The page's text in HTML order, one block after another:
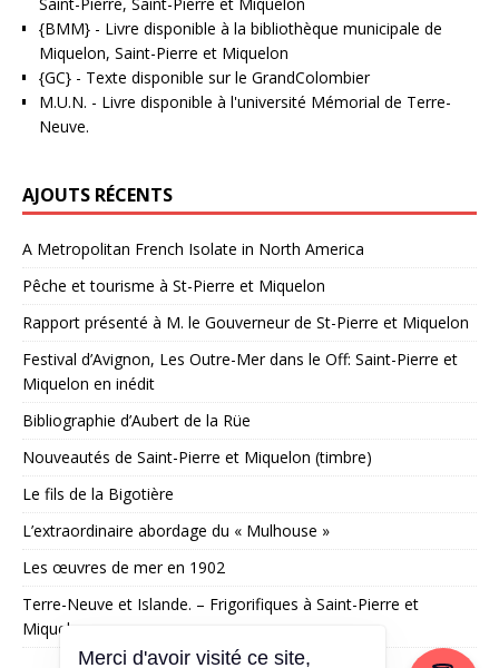
{BMM} - Livre disponible à la bibliothèque municipale de
Miquelon, Saint-Pierre et Miquelon
{GC} - Texte disponible sur le GrandColombier
M.U.N. - Livre disponible à l'université Mémorial de Terre-
Neuve.
AJOUTS RÉCENTS
A Metropolitan French Isolate in North America
Pêche et tourisme à St-Pierre et Miquelon
Rapport présenté à M. le Gouverneur de St-Pierre et Miquelon
Festival d’Avignon, Les Outre-Mer dans le Off: Saint-Pierre et
Miquelon en inédit
Bibliographie d’Aubert de la Rüe
Nouveautés de Saint-Pierre et Miquelon (timbre)
Le fils de la Bigotière
L’extraordinaire abordage du « Mulhouse »
Les œuvres de mer en 1902
Terre-Neuve et Islande. – Frigorifiques à Saint-Pierre et
Miquelon
Merci d'avoir visité ce site,